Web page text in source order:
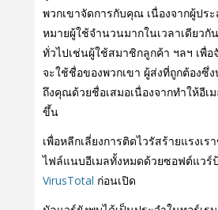
พวกเขาจัดการกับคุณ เนื่องจากผู้ปร
หมายผู้ใช้จํานวนมากในเวลาเดียวกั
ทั่วไปเช่นผู้ใช้สมาชิกลูกค้า ฯลฯ เพื่
จะใช้ชื่อของพวกเขา ผู้ส่งที่ถูกต้องซึ่
ถึงคุณด้วยชื่อเสมอเนื่องจากทําให้อีเ
ขึ้น
เพื่อหลีกเลี่ยงการติดไวรัสร้ายแรงเ
ไฟล์แนบอีเมลทั้งหมดด้วยซอฟต์แวร์
VirusTotal ก่อนเปิด